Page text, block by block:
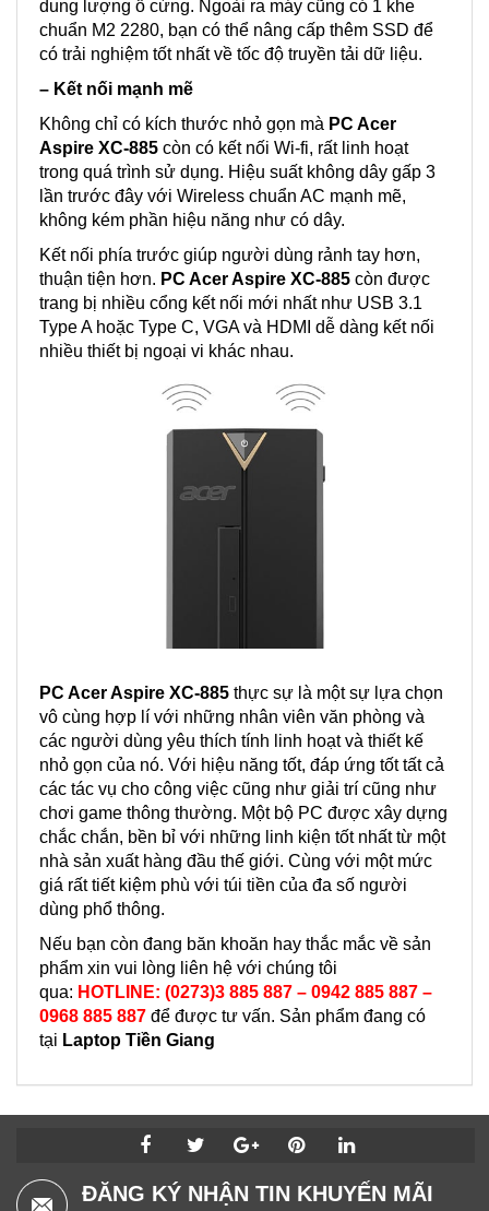
dung lượng ổ cứng. Ngoài ra máy cũng có 1 khe
chuẩn M2 2280, bạn có thể nâng cấp thêm SSD để
có trải nghiệm tốt nhất về tốc độ truyền tải dữ liệu.
– Kết nối mạnh mẽ
Không chỉ có kích thước nhỏ gọn mà PC Acer
Aspire XC-885 còn có kết nối Wi-fi, rất linh hoạt
trong quá trình sử dụng. Hiệu suất không dây gấp 3
lần trước đây với Wireless chuẩn AC mạnh mẽ,
không kém phần hiệu năng như có dây.
Kết nối phía trước giúp người dùng rảnh tay hơn,
thuận tiện hơn. PC Acer Aspire XC-885 còn được
trang bị nhiều cổng kết nối mới nhất như USB 3.1
Type A hoặc Type C, VGA và HDMI dễ dàng kết nối
nhiều thiết bị ngoại vi khác nhau.
PC Acer Aspire XC-885 thực sự là một sự lựa chọn
vô cùng hợp lí với những nhân viên văn phòng và
các người dùng yêu thích tính linh hoạt và thiết kế
nhỏ gọn của nó. Với hiệu năng tốt, đáp ứng tốt tất cả
các tác vụ cho công việc cũng như giải trí cũng như
chơi game thông thường. Một bộ PC được xây dựng
chắc chắn, bền bỉ với những linh kiện tốt nhất từ một
nhà sản xuất hàng đầu thế giới. Cùng với một mức
giá rất tiết kiệm phù với túi tiền của đa số người
dùng phổ thông.
Nếu bạn còn đang băn khoăn hay thắc mắc về sản
phẩm xin vui lòng liên hệ với chúng tôi
qua: HOTLINE: (0273)3 885 887 – 0942 885 887 –
0968 885 887 để được tư vấn. Sản phẩm đang có
tại Laptop Tiền Giang
ĐĂNG KÝ NHẬN TIN KHUYẾN MÃI